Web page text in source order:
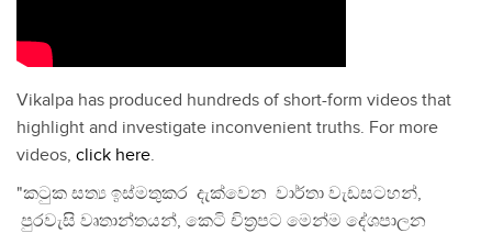
Vikalpa has produced hundreds of short-form videos that
highlight and investigate inconvenient truths. For more
videos, click here.
"කටුක සත්‍ය ඉස්මතුකර දැක්වෙන වාර්තා වැඩසටහන්,
පුරවැසි වෘතාන්තයන්, කෙටි චිත්‍රපට මෙන්ම දේශපාලන